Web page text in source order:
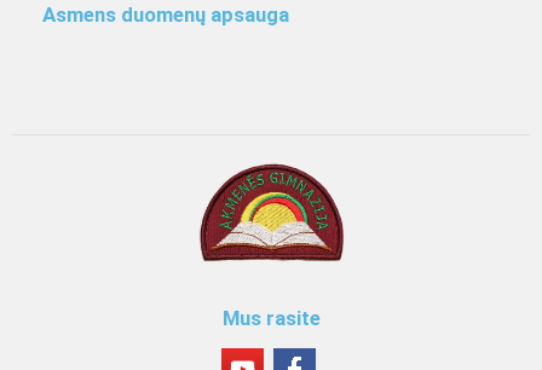
Asmens duomenų apsauga
Mus rasite